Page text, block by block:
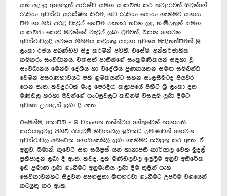
සහ අදාළ අනෙකුත් පාර්ශ්ව සමඟ සාකච්ඡා කර තවදුරටත් ඔවුන්ගේ
රැකියා අවස්ථා සුරක්ෂිත කිරීම, නව රැකියා සොයා ගැනීමට සහාය
වීම හා නිසි පරිදි වැටුප් ගෙවීම පැහැර හරින ලද හාම්පුතුන් සමඟ
සාකච්ඡා කොට ඔවුන්ගේ වැටුප් ලබා දීමටත්, එකඟ නොවන
අවස්ථාවලදී අවශ්‍ය නීතිමය කටයුතු සඳහා අවශ්‍ය මැදිහත්වීමත් ශ්‍රී
ලංකා රජය අඛණ්ඩව සිදු කරමින් පවතී. එසේම, අන්තර්ජාතික
කම්කරු සංවිධානය, එක්සත් ජාතීන්ගේ සංක්‍රමණිකයන් සඳහා වූ
සංවිධානය මෙන්ම දේශීය හා විදේශීය පුණ්‍යායතන සමඟ සම්බන්ධ
වෙමින් අසරණභාවයට පත් ශ්‍රමිකයන්ට සහන සැලසීමටද පියවර
ගෙන ඇත. තවදුරටත් මැද පෙරදිග කලාපයේ පිහිටි ශ්‍රී ලංකා දූත
මණ්ඩල හරහා ඔවුන්ගේ ගැටලුවලට කඩිනම් විසඳුම් ලබා දීමට
අවශ්‍ය උපදෙස් ලබා දී ඇත.
එමෙන්ම, කොවිඩ් - 19 වසංගත තත්ත්වය හේතුවෙන් තානාපති
කාර්යාලවල පිහිටි රැඳවුම් නිවාසවල ඉඩකඩ ප්‍රමාණවත් නොවන
අවස්ථාවල අතිරේක ගොඩනැඟිලි ලබා ගැනීමට කටයුතු කර ඇත. ඒ
අනුව, ඕමාන්, කුවේට් සහ සයිප්‍රස් යන තානාපති කාර්යාල වෙත මුදල්
ප්‍රතිපාදන ලබා දී ඇත. තවද, දූත මණ්ඩලවල ඉල්ලීම අනුව අතිරේක
ඉඩ ප්‍රමාණ ලබා ගැනීමට අනුමැතිය ලබා දීම තුළින් ගෘහ
සේවිකාවන්හට සිදුවන අපහසුතා මඟහරවා ගැනීමට උපරිම වශයෙන්
කටයුතු කර ඇත.